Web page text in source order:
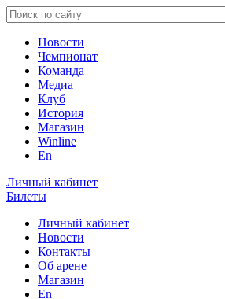
Новости
Чемпионат
Команда
Медиа
Клуб
История
Магазин
Winline
En
Личный кабинет
Билеты
Личный кабинет
Новости
Контакты
Об арене
Магазин
En